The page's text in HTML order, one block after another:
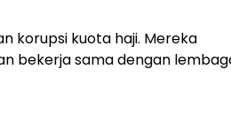
korupsi kuota haji. Mereka
bekerja sama dengan